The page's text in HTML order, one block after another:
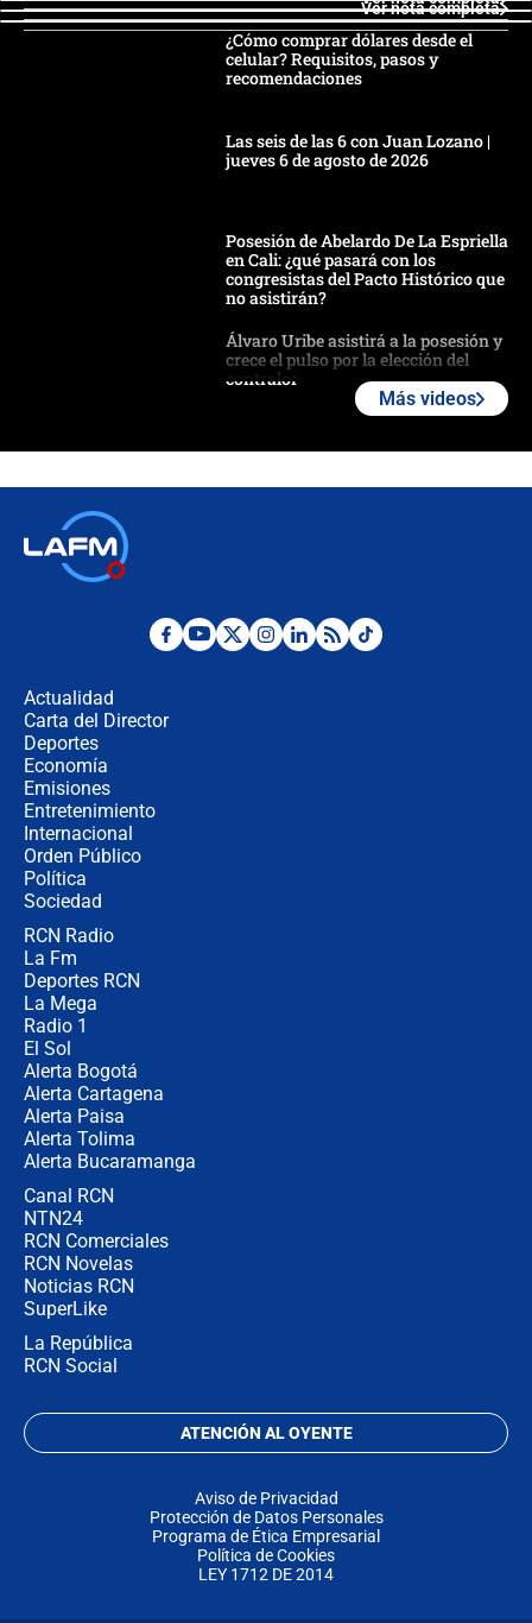
Ver nota completa
¿Cómo comprar dólares desde el
celular? Requisitos, pasos y
recomendaciones
Las seis de las 6 con Juan Lozano |
jueves 6 de agosto de 2026
Posesión de Abelardo De La Espriella
en Cali: ¿qué pasará con los
congresistas del Pacto Histórico que
no asistirán?
Álvaro Uribe asistirá a la posesión y
crece el pulso por la elección del
contralor
Estratega de Abelardo de la Espriella
Más videos
Actualidad
Carta del Director
Deportes
Economía
Emisiones
Entretenimiento
Internacional
Orden Público
Política
Sociedad
RCN Radio
La Fm
Deportes RCN
La Mega
Radio 1
El Sol
Alerta Bogotá
Alerta Cartagena
Alerta Paisa
Alerta Tolima
Alerta Bucaramanga
Canal RCN
NTN24
RCN Comerciales
RCN Novelas
Noticias RCN
SuperLike
La República
RCN Social
ATENCIÓN AL OYENTE
Aviso de Privacidad
Protección de Datos Personales
Programa de Ética Empresarial
Política de Cookies
LEY 1712 DE 2014